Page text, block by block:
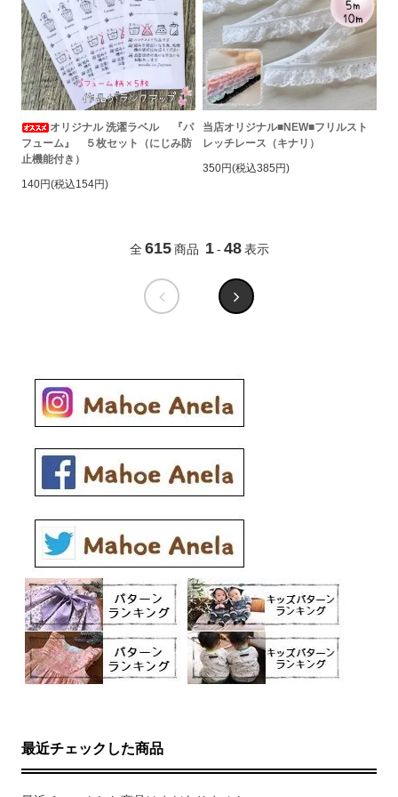
オリジナル 洗濯ラベル 『パ
フューム』 ５枚セット（にじみ防
止機能付き）
140円(税込154円)
当店オリジナル■NEW■フリルスト
レッチレース（キナリ）
350円(税込385円)
全 615 商品 1 - 48 表示
最近チェックした商品